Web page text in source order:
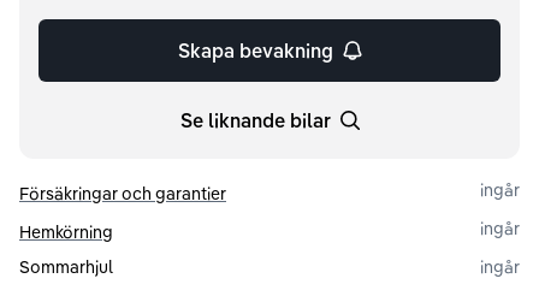
Skapa bevakning
Se liknande bilar
Försäkringar och garantier
ingår
Hemkörning
ingår
Sommarhjul
ingår